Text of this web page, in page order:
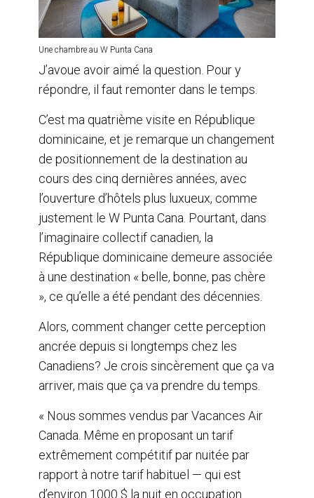
Une chambre au W Punta Cana
J’avoue avoir aimé la question. Pour y
répondre, il faut remonter dans le temps.
C’est ma quatrième visite en République
dominicaine, et je remarque un changement
de positionnement de la destination au
cours des cinq dernières années, avec
l’ouverture d’hôtels plus luxueux, comme
justement le W Punta Cana. Pourtant, dans
l’imaginaire collectif canadien, la
République dominicaine demeure associée
à une destination « belle, bonne, pas chère
», ce qu’elle a été pendant des décennies.
Alors, comment changer cette perception
ancrée depuis si longtemps chez les
Canadiens? Je crois sincèrement que ça va
arriver, mais que ça va prendre du temps.
« Nous sommes vendus par Vacances Air
Canada. Même en proposant un tarif
extrêmement compétitif par nuitée par
rapport à notre tarif habituel — qui est
d’environ 1000 $ la nuit en occupation